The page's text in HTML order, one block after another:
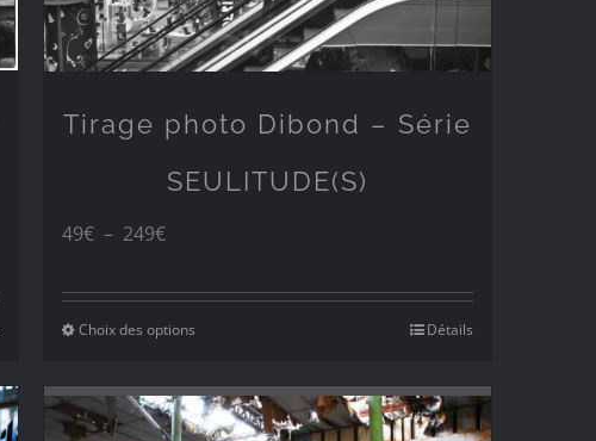
Tirage photo Dibond – Série
SEULITUDE(S)
49€ – 249€Plage
prix :
à
Choix des options Détails